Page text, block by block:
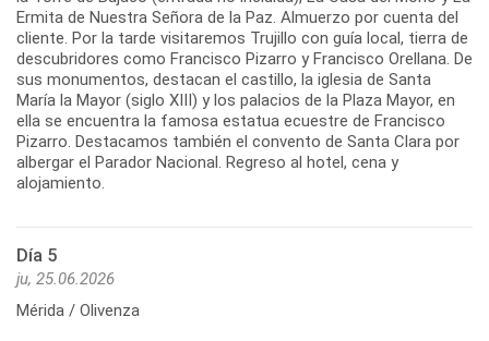
Ermita de Nuestra Señora de la Paz. Almuerzo por cuenta del
cliente. Por la tarde visitaremos Trujillo con guía local, tierra de
descubridores como Francisco Pizarro y Francisco Orellana. De
sus monumentos, destacan el castillo, la iglesia de Santa
María la Mayor (siglo XIII) y los palacios de la Plaza Mayor, en
ella se encuentra la famosa estatua ecuestre de Francisco
Pizarro. Destacamos también el convento de Santa Clara por
albergar el Parador Nacional. Regreso al hotel, cena y
alojamiento.
Día 5
ju, 25.06.2026
Mérida / Olivenza